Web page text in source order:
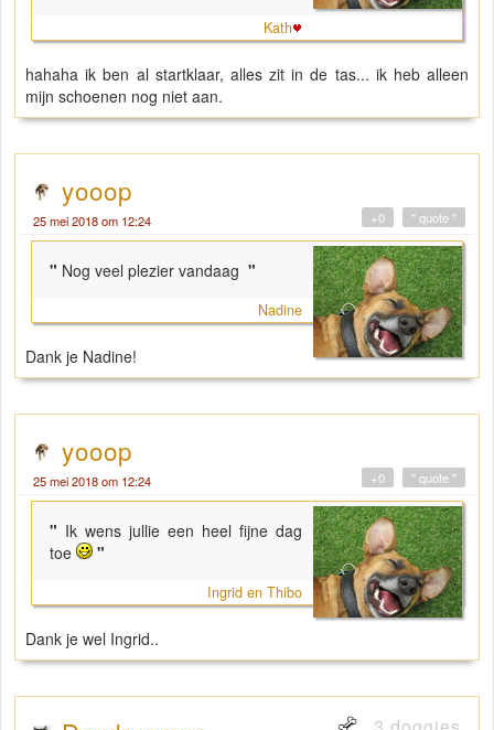
Kath
hahaha ik ben al startklaar, alles zit in de tas... ik heb alleen
mijn schoenen nog niet aan.
yooop
25 mei 2018 om 12:24 " quote "
+0
" Nog veel plezier vandaag "
Nadine
Dank je Nadine!
yooop
25 mei 2018 om 12:24 " quote "
+0
" Ik wens jullie een heel fijne dag
toe
"
Ingrid en Thibo
Dank je wel Ingrid..